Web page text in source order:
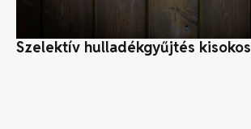
Szelektív hulladékgyűjtés kisokos